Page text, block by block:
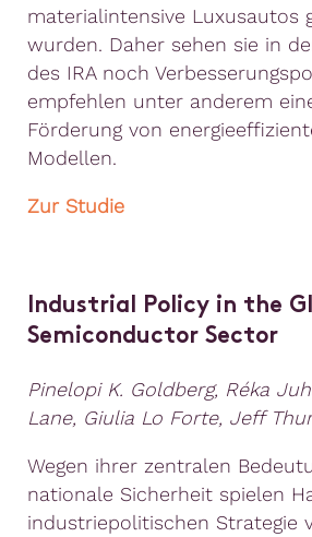
materialintensive Luxusautos
wurden. Daher sehen sie in
des IRA noch
empfehlen unter anderem
Förderung von
Modellen.
Zur Studie
Industrial Policy in the
Semiconductor Sector
Pinelopi K. Goldberg, Réka
Lane, Giulia Lo Forte, Jeff
Wegen ihrer zentralen
nationale Sicherheit spielen
industriepolitischen Strategie